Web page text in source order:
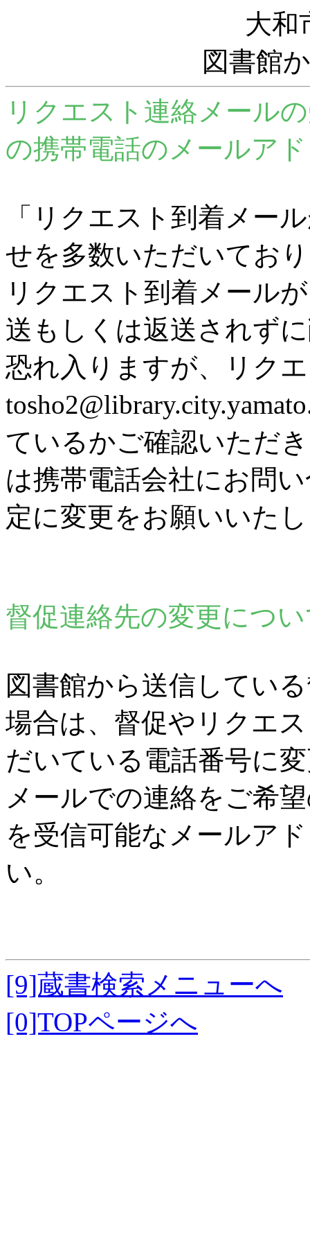
大和
図書館
リクエスト連絡メール
の携帯電話のメールア
「リクエスト到着メー
せを多数いただいてお
リクエスト到着メール
送もしくは返送されず
恐れ入りますが、リク
ているかご確認いただ
は携帯電話会社にお問
定に変更をお願いいた
督促連絡先の変更につ
図書館から送信してい
場合は、督促やリクエ
だいている電話番号に
メールでの連絡をご希
を受信可能なメールア
い。
[9]蔵書検索メニューへ
[0]TOPページへ